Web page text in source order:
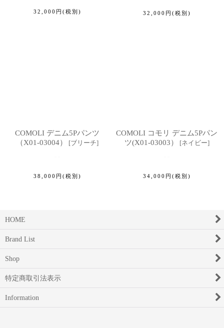
32,000 円 (税別) 32,000 円 (税別)
COMOLI デニム5Pパンツ
（X01-03004）
[ブリーチ]
38,000 円 (税別)
COMOLI コモリ デニム5Pパン
ツ(X01-03003）
[ネイビー]
34,000 円 (税別)
HOME
Brand List
Shop
特定商取引法表示
Information